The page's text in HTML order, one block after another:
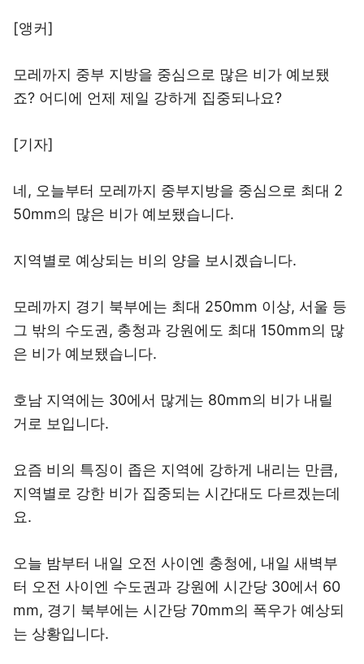
[앵커]
모레까지 중부 지방을 중심으로 많은 비가 예보됐
죠? 어디에 언제 제일 강하게 집중되나요?
[기자]
네, 오늘부터 모레까지 중부지방을 중심으로 최대 2
50mm의 많은 비가 예보됐습니다.
지역별로 예상되는 비의 양을 보시겠습니다.
모레까지 경기 북부에는 최대 250mm 이상, 서울 등
그 밖의 수도권, 충청과 강원에도 최대 150mm의 많
은 비가 예보됐습니다.
호남 지역에는 30에서 많게는 80mm의 비가 내릴
거로 보입니다.
요즘 비의 특징이 좁은 지역에 강하게 내리는 만큼,
지역별로 강한 비가 집중되는 시간대도 다르겠는데
요.
오늘 밤부터 내일 오전 사이엔 충청에, 내일 새벽부
터 오전 사이엔 수도권과 강원에 시간당 30에서 60
mm, 경기 북부에는 시간당 70mm의 폭우가 예상되
는 상황입니다.